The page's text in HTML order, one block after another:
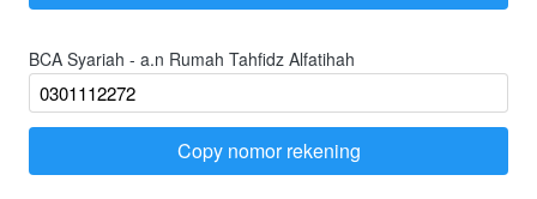
BCA Syariah - a.n Rumah Tahfidz Alfatihah
`
Copy nomor rekening